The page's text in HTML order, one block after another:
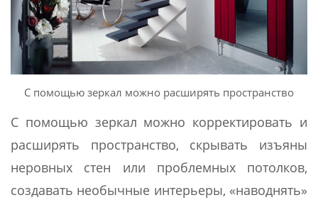
С помощью зеркал можно расширять пространство
С помощью зеркал можно корректировать и
расширять пространство, скрывать изъяны
неровных стен или проблемных потолков,
создавать необычные интерьеры, «наводнять»